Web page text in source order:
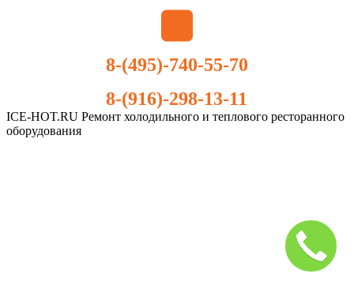
8-(495)-740-55-70
8-(916)-298-13-11
ICE-HOT.RU Ремонт холодильного и теплового ресторанного
оборудования